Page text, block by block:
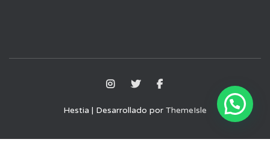
Hestia | Desarrollado por ThemeIsle